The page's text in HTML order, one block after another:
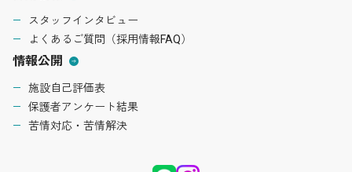
スタッフインタビュー
よくあるご質問（採用情報FAQ）
情報公開
施設自己評価表
保護者アンケート結果
苦情対応・苦情解決